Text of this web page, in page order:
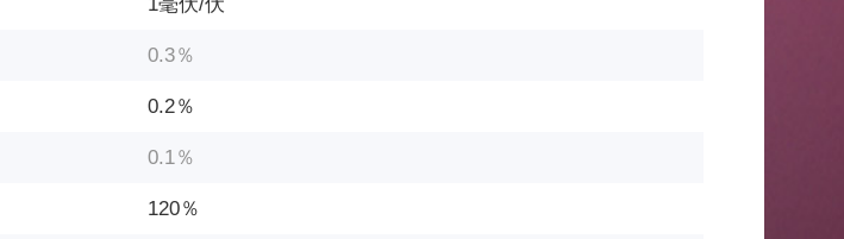
0.3％
0.2％
0.1％
120％